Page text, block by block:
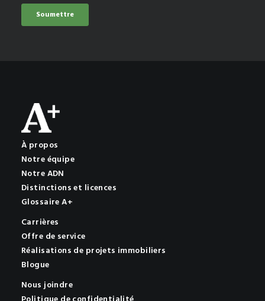
À propos
Notre équipe
Notre ADN
Distinctions et licences
Glossaire A+
Carrières
Offre de service
Réalisations de projets immobiliers
Blogue
Nous joindre